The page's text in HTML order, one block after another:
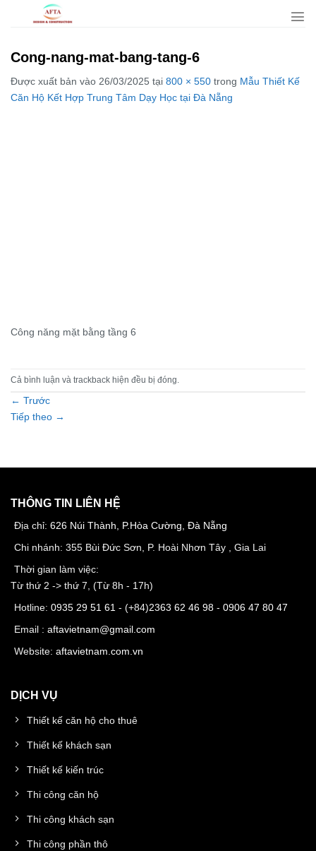
dungCong-nang-mat-bang-tang-6
Được xuất bản vào 26/03/2025 tại 800 × 550 trong Mẫu Thiết Kế
Căn Hộ Kết Hợp Trung Tâm Dạy Học tại Đà Nẵng
Công năng mặt bằng tầng 6
Cả bình luận và trackback hiện đều bị đóng.
← Trước
Tiếp theo →
THÔNG TIN LIÊN HỆ
Địa chỉ: 626 Núi Thành, P.Hòa Cường, Đà Nẵng
Chi nhánh: 355 Bùi Đức Sơn, P. Hoài Nhơn Tây , Gia Lai
Thời gian làm việc:
Từ thứ 2 -> thứ 7, (Từ 8h - 17h)
Hotline: 0935 29 51 61 - (+84)2363 62 46 98 - 0906 47 80 47
Email : aftavietnam@gmail.com
Website: aftavietnam.com.vn
DỊCH VỤ
Thiết kế căn hộ cho thuê
Thiết kế khách sạn
Thiết kế kiến trúc
Thi công căn hộ
Thi công khách sạn
Thi công phần thô